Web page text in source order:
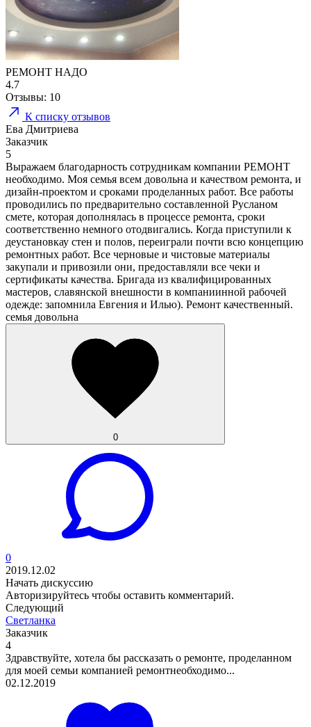
РЕМОНТ НАДО
4.7
Отзывы: 10
К списку отзывов
Ева Дмитриева
Заказчик
5
Выражаем благодарность сотрудникам компании РЕМОНТ
необходимо. Моя семья всем довольна и качеством ремонта, и
дизайн-проектом и сроками проделанных работ. Все работы
проводились по предварительно составленной Русланом
смете, которая дополнялась в процессе ремонта, сроки
соответственно немного отодвигались. Когда приступили к
деустановкау стен и полов, переиграли почти всю концепцию
ремонтных работ. Все черновые и чистовые материалы
закупали и привозили они, предоставляли все чеки и
сертификаты качества. Бригада из квалифицированных
мастеров, славянской внешности в компаниинной рабочей
одежде: запомнила Евгения и Илью). Ремонт качественный.
семья довольна
0
0
2019.12.02
Начать дискуссию
Авторизируйтесь чтобы оставить комментарий.
Следующий
Светланка
Заказчик
4
Здравствуйте, хотела бы рассказать о ремонте, проделанном
для моей семьи компанией ремонтнеобходимо...
02.12.2019